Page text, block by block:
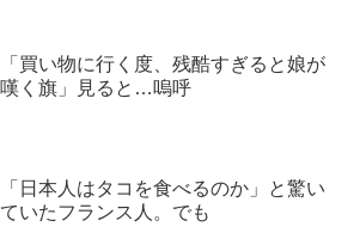
「買い物に行く度、残酷すぎると娘が
嘆く旗」見ると…嗚呼
「日本人はタコを食べるのか」と驚い
ていたフランス人。でも